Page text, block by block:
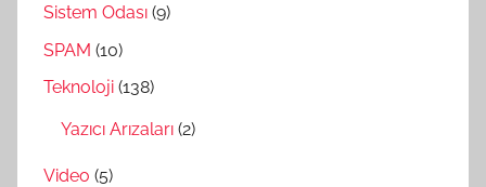
Sistem Odası (9)
SPAM (10)
Teknoloji (138)
Yazıcı Arızaları (2)
Video (5)